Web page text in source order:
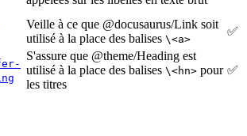
Veille à ce que @docusaurus/Link soit
utilisé à la place des balises \<a>
✅
S'assure que @theme/Heading est
utilisé à la place des balises \<hn> pour
les titres
✅